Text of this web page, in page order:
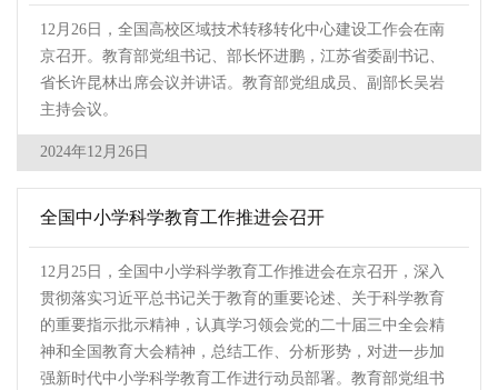
12月26日，全国高校区域技术转移转化中心建设工作会在南
京召开。教育部党组书记、部长怀进鹏，江苏省委副书记、
省长许昆林出席会议并讲话。教育部党组成员、副部长吴岩
主持会议。
2024年12月26日
全国中小学科学教育工作推进会召开
12月25日，全国中小学科学教育工作推进会在京召开，深入
贯彻落实习近平总书记关于教育的重要论述、关于科学教育
的重要指示批示精神，认真学习领会党的二十届三中全会精
神和全国教育大会精神，总结工作、分析形势，对进一步加
强新时代中小学科学教育工作进行动员部署。教育部党组书